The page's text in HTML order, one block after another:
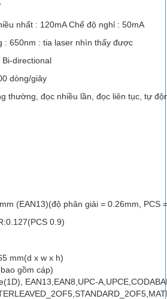
nhất : 120mA Chế độ nghỉ : 50mA
: 650nm : tia laser nhìn thấy được
directional
dòng/giây
thường, đọc nhiều lần, đọc liên tục, tự
(EAN13)(độ phân giải = 0.26mm, PCS
0.9)
mm(d x w x h)
gồm cáp)
EAN13,EAN8,UPC-